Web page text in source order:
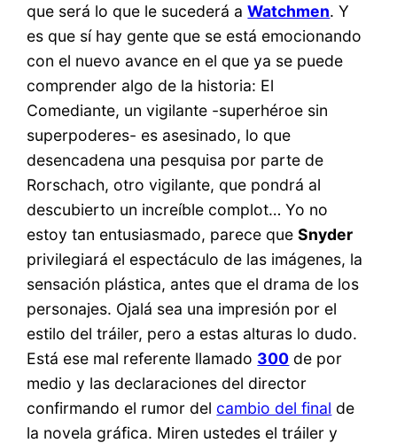
que será lo que le sucederá aWatchmen. Y
es que sí hay gente que se está emocionando
con el nuevo avance en el que ya se puede
comprender algo de la historia: El
Comediante, un vigilante -superhéroe sin
superpoderes- es asesinado, lo que
desencadena una pesquisa por parte de
Rorschach, otro vigilante, que pondrá al
descubierto un increíble complot… Yo no
estoy tan entusiasmado, parece queSnyder
privilegiará el espectáculo de las imágenes, la
sensación plástica, antes que el drama de los
personajes. Ojalá sea una impresión por el
estilo del tráiler, pero a estas alturas lo dudo.
Está ese mal referente llamado 300 de por
medio y las declaraciones del director
confirmando el rumor del cambio del final de
la novela gráfica. Miren ustedes el tráiler y